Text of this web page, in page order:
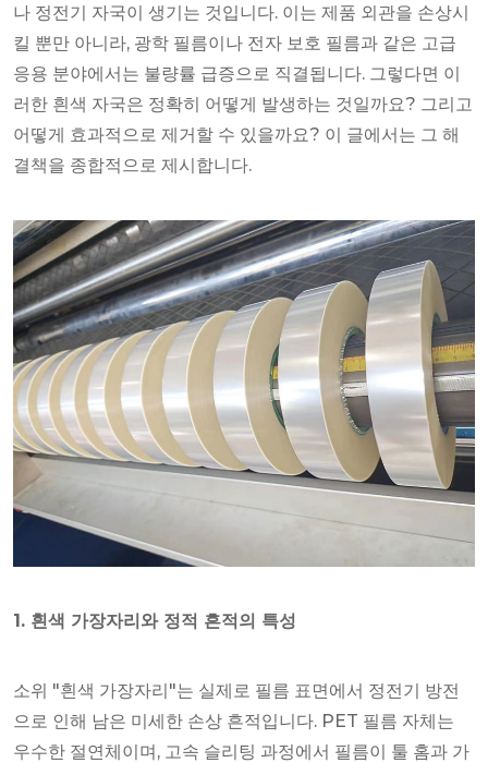
나 정전기 자국이 생기는 것입니다. 이는 제품 외관을 손상시
킬 뿐만 아니라, 광학 필름이나 전자 보호 필름과 같은 고급
응용 분야에서는 불량률 급증으로 직결됩니다. 그렇다면 이
러한 흰색 자국은 정확히 어떻게 발생하는 것일까요? 그리고
어떻게 효과적으로 제거할 수 있을까요? 이 글에서는 그 해
결책을 종합적으로 제시합니다.
1. 흰색 가장자리와 정적 흔적의 특성
소위 "흰색 가장자리"는 실제로 필름 표면에서 정전기 방전
으로 인해 남은 미세한 손상 흔적입니다. PET 필름 자체는
우수한 절연체이며, 고속 슬리팅 과정에서 필름이 툴 홈과 가